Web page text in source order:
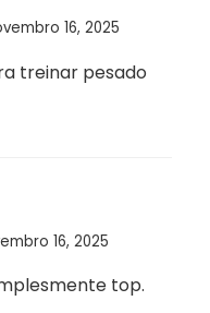
16, 2025
treinar pesado
16, 2025
top.